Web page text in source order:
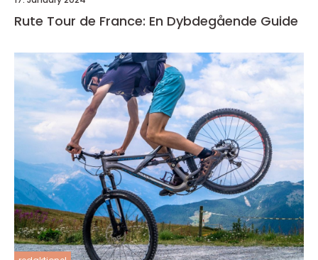
Rute Tour de France: En Dybdegående Guide